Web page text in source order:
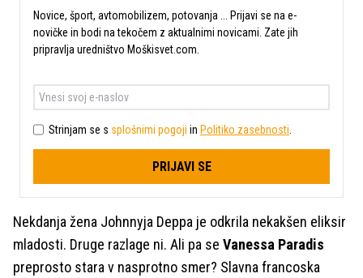
Novice, šport, avtomobilizem, potovanja ... Prijavi se na e-
novičke in bodi na tekočem z aktualnimi novicami. Zate jih
pripravlja uredništvo Moškisvet.com.
Strinjam se s splošnimi pogoji in Politiko zasebnosti
PRIJAVI SE
Nekdanja žena Johnnyja Deppa je odkrila nekakšen eliksir
mladosti. Druge razlage ni. Ali pa se Vanessa Paradis
preprosto stara v nasprotno smer? Slavna francoska